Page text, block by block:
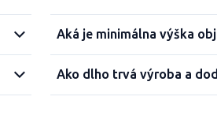
Aká je minimálna výška
Ako dlho trvá výroba a